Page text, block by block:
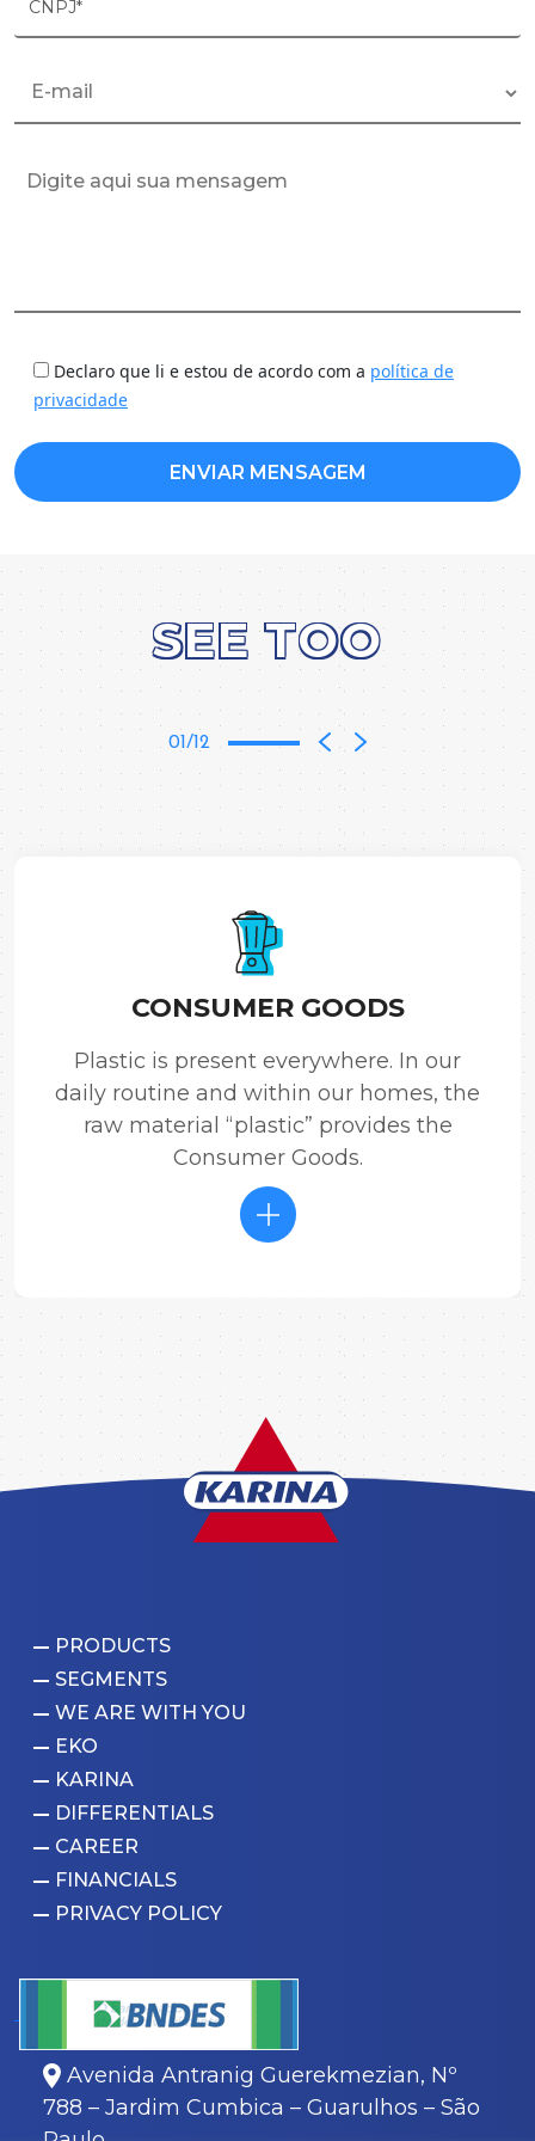
CNPJ*
Declaro que li e estou de acordo com a política de
privacidade
SEE TOO
01/12
CONSUMER GOODS
Plastic is present everywhere. In our
daily routine and within our homes, the
raw material “plastic” provides the
Consumer Goods.
Avenida Antranig Guerekmezian, Nº
788 – Jardim Cumbica – Guarulhos – São
PRODUCTS
SEGMENTS
WE ARE WITH YOU
EKO
KARINA
DIFFERENTIALS
CAREER
FINANCIALS
PRIVACY POLICY